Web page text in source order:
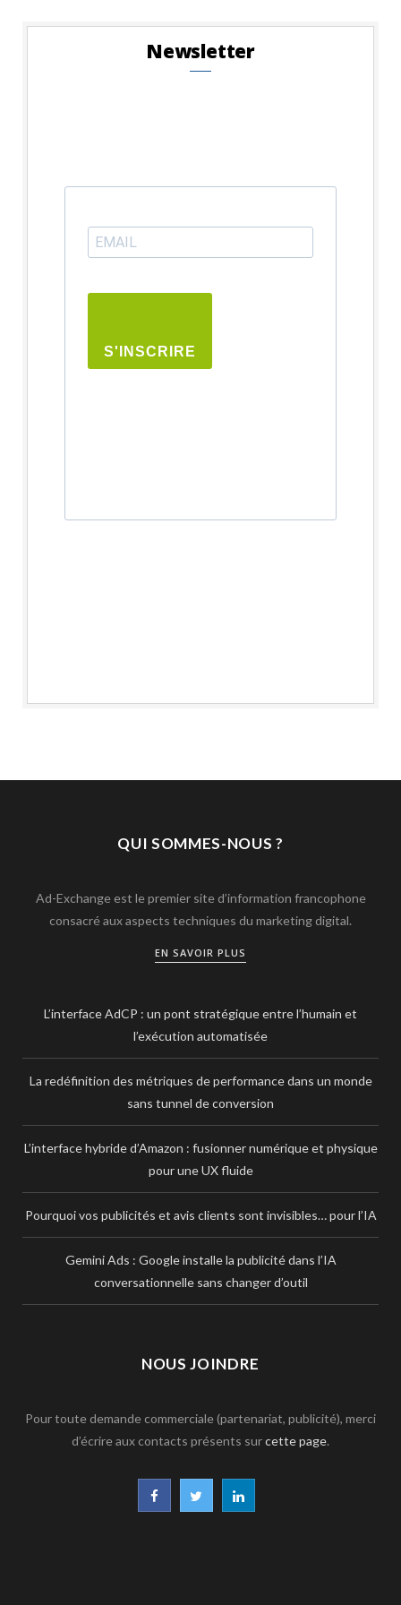
Newsletter
S'INSCRIRE
QUI SOMMES-NOUS ?
Ad-Exchange est le premier site d’information francophone
consacré aux aspects techniques du marketing digital.
EN SAVOIR PLUS
L’interface AdCP : un pont stratégique entre l’humain et
l’exécution automatisée
La redéfinition des métriques de performance dans un monde
sans tunnel de conversion
L’interface hybride d’Amazon : fusionner numérique et physique
pour une UX fluide
Pourquoi vos publicités et avis clients sont invisibles… pour l’IA
Gemini Ads : Google installe la publicité dans l’IA
conversationnelle sans changer d’outil
NOUS JOINDRE
Pour toute demande commerciale (partenariat, publicité), merci
d’écrire aux contacts présents surcette page.
F L